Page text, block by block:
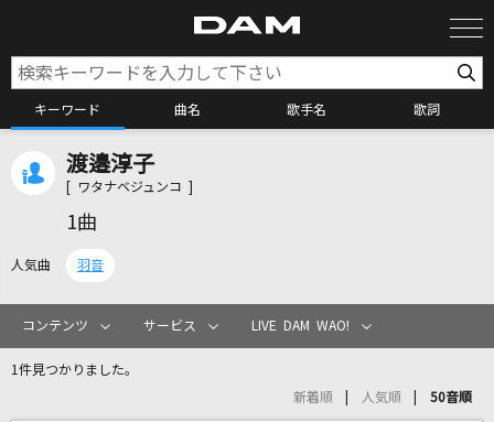
キーワード 曲名 歌手名 歌詞
カラオケリクエスト
渡邉淳子
[ ワタナベジュンコ ]
1曲
人気曲 羽音
コンテンツ サービス LIVE DAM WAO!
1件見つかりました。
新着順 人気順 50音順